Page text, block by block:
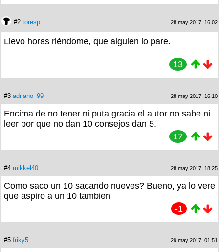
#2 toresp 28 may 2017, 16:02
Llevo horas riéndome, que alguien lo pare.
13
#3 adriano_99 28 may 2017, 16:10
Encima de no tener ni puta gracia el autor no sabe ni
leer por que no dan 10 consejos dan 5.
17
#4 mikkel40 28 may 2017, 18:25
Como saco un 10 sacando nueves? Bueno, ya lo vere
que aspiro a un 10 tambien
-1
#5 friky5 29 may 2017, 01:51